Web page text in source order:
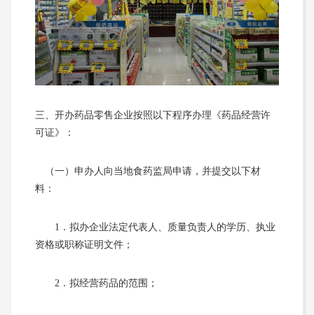
三、开办药品零售企业按照以下程序办理《药品经营许
可证》：
（一）申办人向当地食药监局申请，并提交以下材
料：
1．拟办企业法定代表人、质量负责人的学历、执业
资格或职称证明文件；
2．拟经营药品的范围；